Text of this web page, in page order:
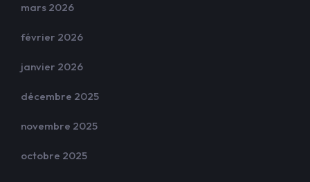
mars 2026
février 2026
janvier 2026
décembre 2025
novembre 2025
octobre 2025